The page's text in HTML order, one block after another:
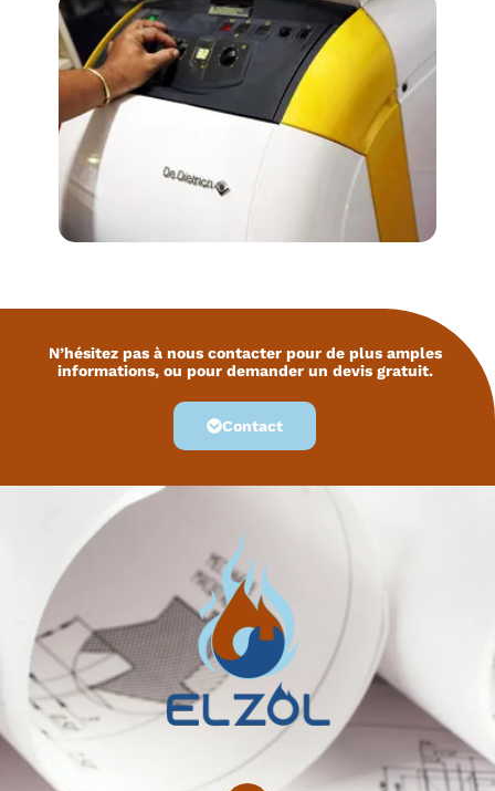
N’hésitez pas à nous contacter pour de plus amples
informations, ou pour demander un devis gratuit.
Contact